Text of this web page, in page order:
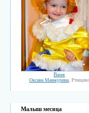
Ваня
Оксана Манжурина, Ртищево
Малыш месяца